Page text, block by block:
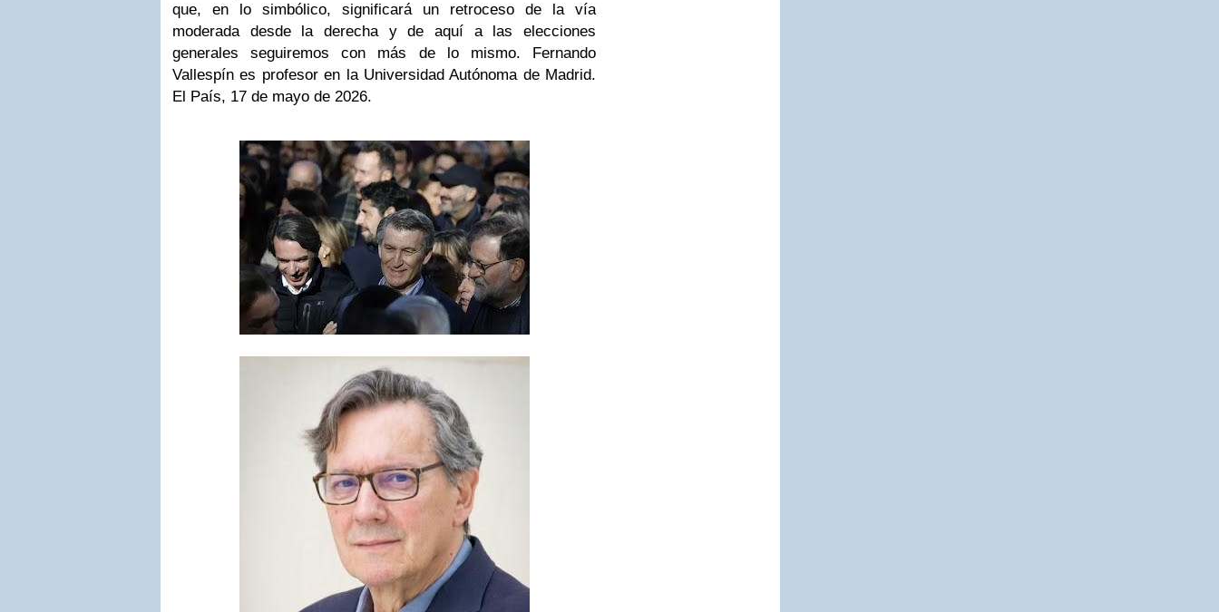
que, en lo simbólico, significará un retroceso de la vía
moderada desde la derecha y de aquí a las elecciones
generales seguiremos con más de lo mismo. Fernando
Vallespín es profesor en la Universidad Autónoma de Madrid.
El País, 17 de mayo de 2026.